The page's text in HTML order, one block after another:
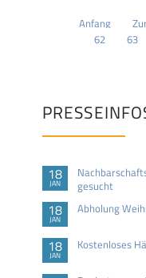
Anfang
62
63
18
JAN
gesucht
18
JAN
Abholung
18
JAN
Kostenloses